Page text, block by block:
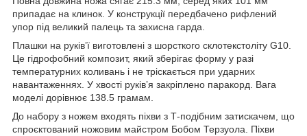
припадає на клинок. У конструкції передбачено рифлений
упор під великий палець та захисна гарда.
Плашки на руківʼї виготовлені з шорсткого склотекстоліту G10.
Це гідрофобний композит, який зберігає форму у разі
температурних коливань і не тріскається при ударних
навантаженнях. У хвості руківʼя закріплено паракорд. Вага
моделі дорівнює 138.5 грамам.
До набору з ножем входять піхви з Т-подібним затискачем, що
спроєктований ножовим майстром Бобом Терзуола. Піхви